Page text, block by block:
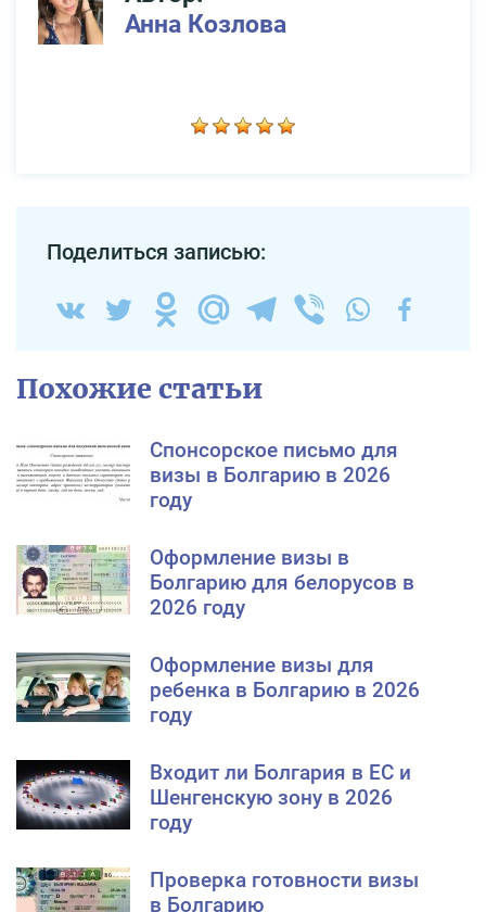
Анна Козлова
Поделиться записью:
Похожие статьи
Спонсорское письмо для
визы в Болгарию в 2026
году
Оформление визы в
Болгарию для белорусов в
2026 году
Оформление визы для
ребенка в Болгарию в 2026
году
Входит ли Болгария в ЕС и
Шенгенскую зону в 2026
году
Проверка готовности визы
в Болгарию